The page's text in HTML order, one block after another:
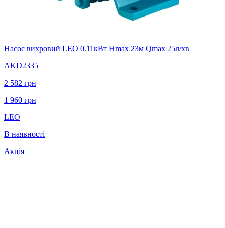
Насос вихровий LEO 0.11кВт Hmax 23м Qmax 25л/хв
AKD2335
2 582 грн
1 960 грн
LEO
В наявності
Акція